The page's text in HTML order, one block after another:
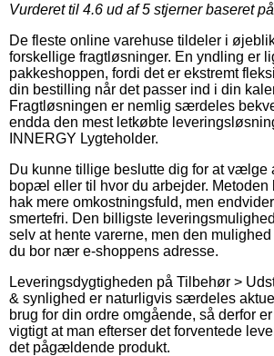
Vurderet til 4.6 ud af 5 stjerner baseret på
De fleste online varehuse tildeler i
forskellige fragtløsninger. En yndling er
pakkeshoppen, fordi det er ekstremt
din bestilling når det passer ind i din
Fragtløsningen er nemlig særdeles
endda den mest letkøbte
INNERGY Lygteholder.
Du kunne tillige beslutte dig for at vælge
bopæl eller til hvor du arbejder. Metoden
hak mere omkostningsfuld, men
smertefri. Den billigste
selv at hente varerne, men den
du bor nær e-shoppens adresse.
Leveringsdygtigheden på Tilbehør >
& synlighed er naturligvis særdeles
brug for din ordre omgående, så derfor
vigtigt at man efterser det forventede
det pågældende produkt.